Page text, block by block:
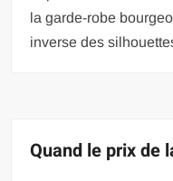
la garde-robe
inverse des
Quand le prix de